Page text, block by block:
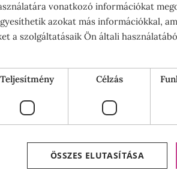
vonatkozó információkat
azokat más információkkal,
a szolgáltatásaik Ön általi
Teljesítmény Célzás
ÖSSZES ELUTASÍTÁSA